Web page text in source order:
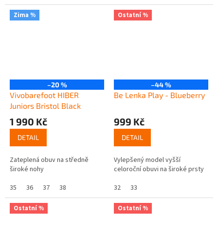
Zima %
–20 %
Vivobarefoot HIBER
Juniors Bristol Black
1 990 Kč
DETAIL
Zateplená obuv na středně
široké nohy
35
36 37 38
Ostatní %
–44 %
Be Lenka Play - Blueberry
999 Kč
DETAIL
Vylepšený model vyšší
celoroční obuvi na široké prsty
32
33
Ostatní % Ostatní %